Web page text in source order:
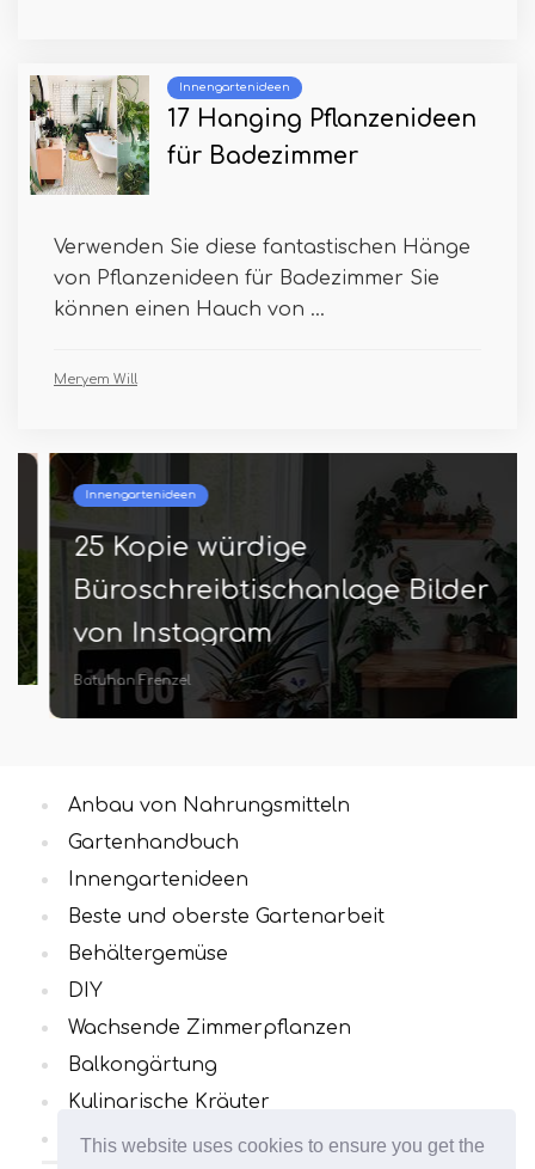
This website uses cookies to ensure you get the
Innengartenideen
17 Hanging Pflanzenideen
für Badezimmer
Verwenden Sie diese fantastischen Hänge
von Pflanzenideen für Badezimmer Sie
können einen Hauch von ...
Meryem Will
Innengartenideen
25 Kopie würdige
Büroschreibtischanlage Bilder
von Instagram
Batuhan Frenzel
Anbau von Nahrungsmitteln
Gartenhandbuch
Innengartenideen
Beste und oberste Gartenarbeit
Behältergemüse
DIY
Wachsende Zimmerpflanzen
Balkongärtung
Kulinarische Kräuter
Alle Kategorien